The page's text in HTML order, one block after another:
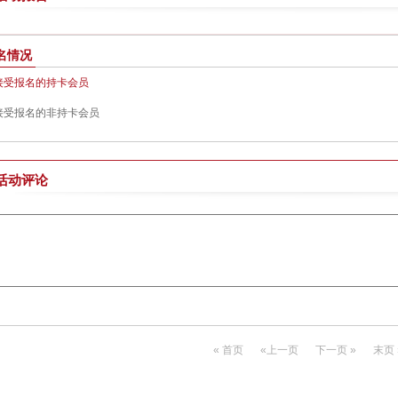
情况
受报名的持卡会员
受报名的非持卡会员
动评论
« 首页 «上一页 下一页 » 末页